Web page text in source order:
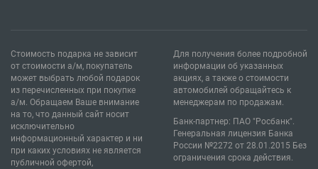
Стоимость подарка не зависит
от стоимости а/м, покупатель
может выбрать любой подарок
из перечисленных при покупке
а/м. Обращаем Ваше внимание
на то, что данный сайт носит
исключительно
информационный характер и ни
при каких условиях не является
публичной офертой,
Для получения более подробной
информации об указанных
акциях, а также о стоимости
автомобилей обращайтесь к
менеджерам по продажам.
Банк-партнер: ПАО "Росбанк".
Генеральная лицензия Банка
России №2272 от 28.01.2015 Без
ограничения срока действия.